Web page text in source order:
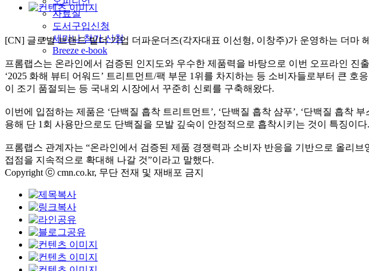
자료실
도서구입신청
세미나 참가 신청
Breeze e-book
[CN] 글로벌 브랜드 빌더 기업 더파운더즈(각자대표 이선형, 이창주)가 운영하는 더
프롬랩스는 온라인에서 검증된 인지도와 우수한 제품력을 바탕으로 이번 오프라인 진
‘2025 화해 뷰티 어워드’ 트리트먼트/팩 부문 1위를 차지하는 등 소비자들로부터 큰
이 조기 품절되는 등 국내외 시장에서 꾸준히 신뢰를 구축해왔다.
이번에 입점하는 제품은 ‘단백질 흡착 트리트먼트’, ‘단백질 흡착 샴푸’, ‘단백질 흡착
용해 단 1회 사용만으로도 단백질을 모발 깊숙이 안정적으로 흡착시키는 것이 특징이
프롬랩스 관계자는 “온라인에서 검증된 제품 경쟁력과 소비자 반응을 기반으로 올리
접점을 지속적으로 확대해 나갈 것”이라고 말했다.
Copyright ⓒ cmn.co.kr, 무단 전재 및 재배포 금지